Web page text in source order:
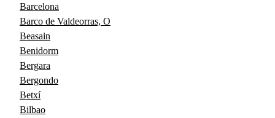
Barcelona
Barco de Valdeorras, O
Beasain
Benidorm
Bergara
Bergondo
Betxí
Bilbao